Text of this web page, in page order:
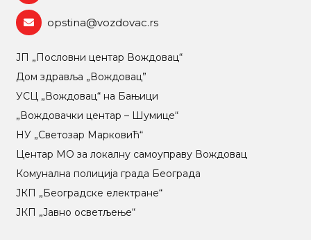
opstina@vozdovac.rs
ЈП „Пословни центар Вождовац“
Дом здравља „Вождовац”
УСЦ „Вождовац“ на Бањици
„Вождовачки центар – Шумице“
НУ „Светозар Марковић“
Центар МO за локалну самоуправу Вождовац
Комунална полиција града Београда
ЈКП „Београдске електране“
ЈКП „Јавно осветљење“